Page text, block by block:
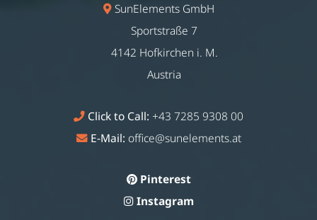
SunElements GmbH
Sportstraße 7
4142 Hofkirchen i. M.
Austria
Click to Call: +43 7285 9308 00
E-Mail: office@sunelements.at
Pinterest
Instagram